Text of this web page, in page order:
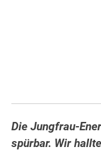
Die Jungfrau-
spürbar. Wir